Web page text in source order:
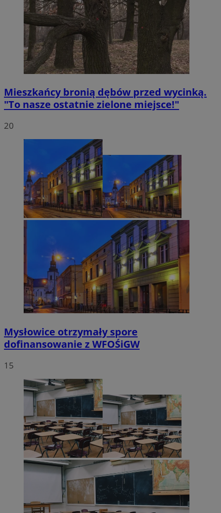
Mieszkańcy bronią dębów przed wycinką.
"To nasze ostatnie zielone miejsce!"
20
Mysłowice otrzymały spore
dofinansowanie z WFOŚiGW
15